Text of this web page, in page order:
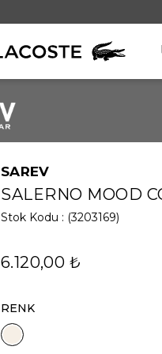
SAREV
SALERNO MOOD
Stok Kodu (3203169)
6.120,00 ₺
RENK